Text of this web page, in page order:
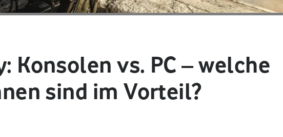
Konsolen vs. PC – welche
sind im Vorteil?